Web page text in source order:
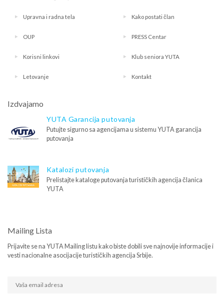
Upravna i radna tela Kako postati član
OUP PRESS Centar
Korisni linkovi Klub seniora YUTA
Letovanje Kontakt
Izdvajamo
YUTA Garancija putovanja
Putujte sigurno sa agencijama u sistemu YUTA garancija
putovanja
Katalozi putovanja
Prelistajte kataloge putovanja turističkih agencija članica
YUTA
Mailing Lista
Prijavite se na YUTA Mailing listu kako biste dobili sve najnovije informacije i
vesti nacionalne asocijacije turističkih agencija Srbije.